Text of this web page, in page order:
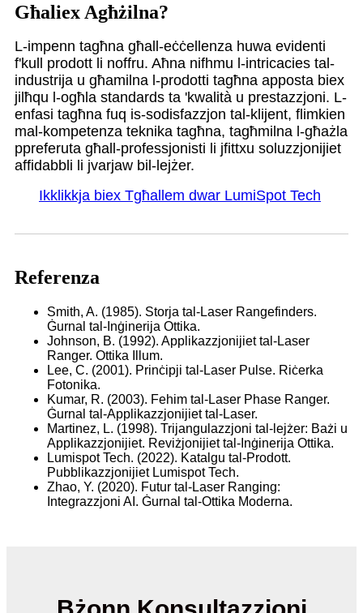
Għaliex Agħżilna?
L-impenn tagħna għall-eċċellenza huwa evidenti
f'kull prodott li noffru. Aħna nifhmu l-intricacies tal-
industrija u għamilna l-prodotti tagħna apposta biex
jilħqu l-ogħla standards ta 'kwalità u prestazzjoni. L-
enfasi tagħna fuq is-sodisfazzjon tal-klijent, flimkien
mal-kompetenza teknika tagħna, tagħmilna l-għażla
ppreferuta għall-professjonisti li jfittxu soluzzjonijiet
affidabbli li jvarjaw bil-lejżer.
Ikklikkja biex Tgħallem dwar LumiSpot Tech
Referenza
Smith, A. (1985). Storja tal-Laser Rangefinders.
Ġurnal tal-Inġinerija Ottika.
Johnson, B. (1992). Applikazzjonijiet tal-Laser
Ranger. Ottika Illum.
Lee, C. (2001). Prinċipji tal-Laser Pulse. Riċerka
Fotonika.
Kumar, R. (2003). Fehim tal-Laser Phase Ranger.
Ġurnal tal-Applikazzjonijiet tal-Laser.
Martinez, L. (1998). Trijangulazzjoni tal-lejżer: Bażi u
Applikazzjonijiet. Reviżjonijiet tal-Inġinerija Ottika.
Lumispot Tech. (2022). Katalgu tal-Prodott.
Pubblikazzjonijiet Lumispot Tech.
Zhao, Y. (2020). Futur tal-Laser Ranging:
Integrazzjoni AI. Ġurnal tal-Ottika Moderna.